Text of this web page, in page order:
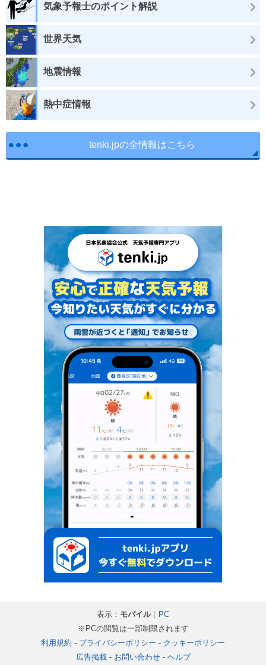
気象予報士のポイント解説
世界天気
地震情報
熱中症情報
tenki.jpの全情報はこちら
表示： モバイル｜ PC
※PCの閲覧は一部制限されます
利用規約 - プライバシーポリシー - クッキーポリシー
広告掲載- お問い合わせ- ヘルプ